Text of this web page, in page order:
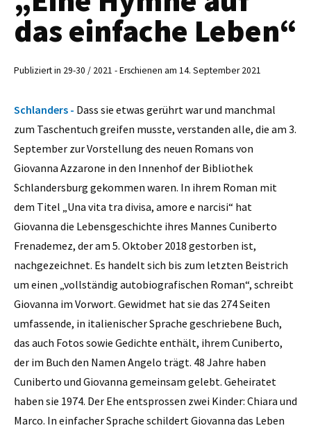
das einfache Leben“
Publiziert in 29-30 / 2021 - Erschienen am 14. September 2021
Schlanders - Dass sie etwas gerührt war und manchmal
zum Taschentuch greifen musste, verstanden alle, die am 3.
September zur Vorstellung des neuen Romans von
Giovanna Azzarone in den Innenhof der Bibliothek
Schlandersburg gekommen waren. In ihrem Roman mit
dem Titel „Una vita tra divisa, amore e narcisi“ hat
Giovanna die Lebensgeschichte ihres Mannes Cuniberto
Frenademez, der am 5. Oktober 2018 gestorben ist,
nachgezeichnet. Es handelt sich bis zum letzten Beistrich
um einen „vollständig autobiografischen Roman“, schreibt
Giovanna im Vorwort. Gewidmet hat sie das 274 Seiten
umfassende, in italienischer Sprache geschriebene Buch,
das auch Fotos sowie Gedichte enthält, ihrem Cuniberto,
der im Buch den Namen Angelo trägt. 48 Jahre haben
Cuniberto und Giovanna gemeinsam gelebt. Geheiratet
haben sie 1974. Der Ehe entsprossen zwei Kinder: Chiara und
Marco. In einfacher Sprache schildert Giovanna das Leben